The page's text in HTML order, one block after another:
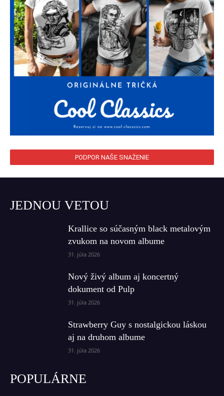
PODPOR NAŠE SNAŽENIE
JEDNOU VETOU
Krallice so súčasným black metalovým
zvukom na novom albume
31. júla 2026
Nový živý album aj koncertný
dokument od Pulp
31. júla 2026
Strawberry Guy s nostalgickou láskou
aj na druhom albume
31. júla 2026
POPULÁRNE